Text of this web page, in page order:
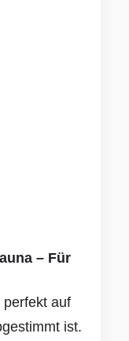
– Für
perfekt auf
ist.